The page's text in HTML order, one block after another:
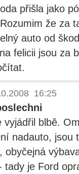
přišla jako
že za
auto od
felicii jsou za
16:25
vyjádřil blbě.
nadauto, jsou
obyčejná
tady je Ford